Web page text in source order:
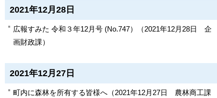
2021年12月28日
広報すみた 令和３年12月号 (No.747） （2021年12月28日
企
画財政課）
2021年12月27日
町内に森林を所有する皆様へ （2021年12月27日
農林商工課